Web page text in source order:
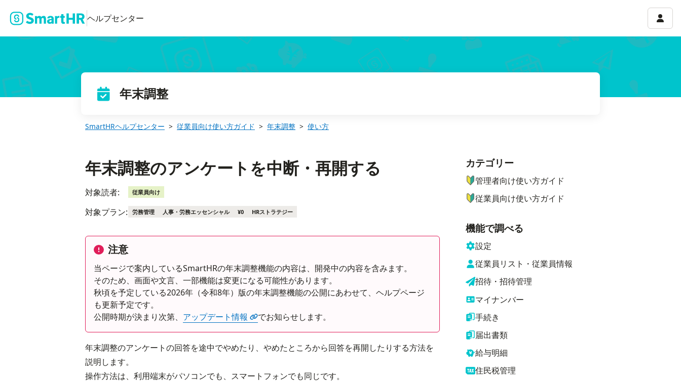
ヘルプセンター アカ
年末調整
SmartHRヘルプセンター 従業員向け使い方ガイド 年末調整 使い方
年末調整のアンケートを中断・再開する
対象読者: 従業員向け
対象プラン: 労務管理 人事・労務エッセンシャル ¥0 HRストラテジー
注意
当ページで案内しているSmartHRの年末調整機能の内容は、開発中の内容を含みます。
そのため、画面や文言、一部機能は変更になる可能性があります。
秋頃を予定している2026年（令和8年）版の年末調整機能の公開にあわせて、ヘルプページ
も更新予定です。
公開時期が決まり次第、 アップデート情報 でお知らせします。
年末調整のアンケートの回答を途中でやめたり、やめたところから回答を再開したりする方法を
説明します。
操作方法は、利用端末がパソコンでも、スマートフォンでも同じです。
ナビゲーションメニュー
カテゴリー
管理者向け使い方ガイド
従業員向け使い方ガイド
機能で調べる
設定
従業員リスト・従業員情報
招待・招待管理
マイナンバー
手続き
届出書類
給与明細
住民税管理